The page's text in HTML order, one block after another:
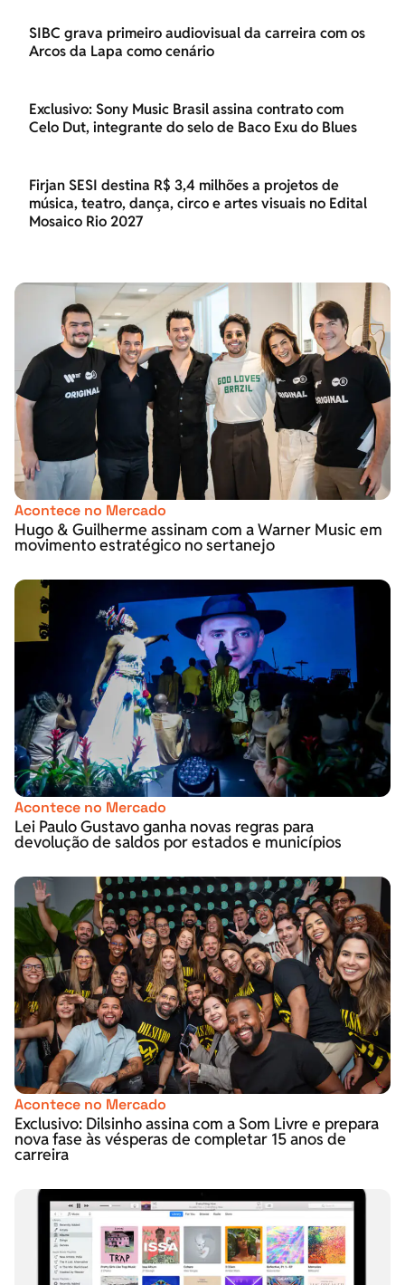
SIBC grava primeiro audiovisual da carreira com os
Arcos da Lapa como cenário
Exclusivo: Sony Music Brasil assina contrato com
Celo Dut, integrante do selo de Baco Exu do Blues
Firjan SESI destina R$ 3,4 milhões a projetos de
música, teatro, dança, circo e artes visuais no Edital
Mosaico Rio 2027
Acontece no Mercado
Hugo & Guilherme assinam com a Warner Music em
movimento estratégico no sertanejo
Acontece no Mercado
Lei Paulo Gustavo ganha novas regras para
devolução de saldos por estados e municípios
Acontece no Mercado
Exclusivo: Dilsinho assina com a Som Livre e prepara
nova fase às vésperas de completar 15 anos de
carreira